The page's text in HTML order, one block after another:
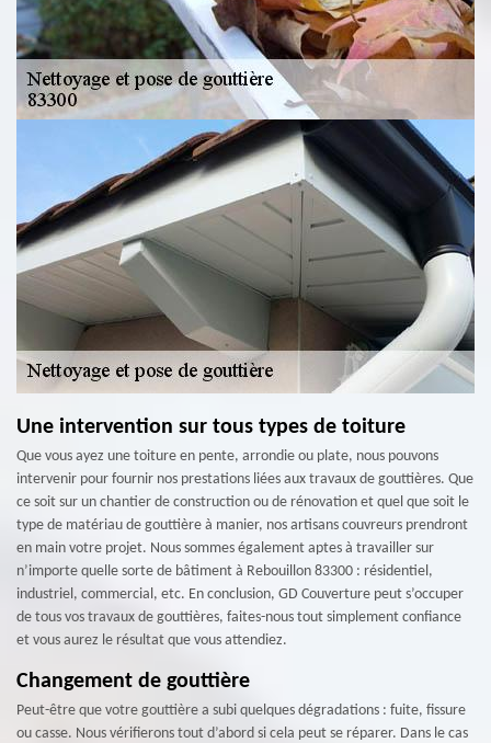
Une intervention sur tous types de toiture
Que vous ayez une toiture en pente, arrondie ou plate, nous pouvons
intervenir pour fournir nos prestations liées aux travaux de gouttières. Que
ce soit sur un chantier de construction ou de rénovation et quel que soit le
type de matériau de gouttière à manier, nos artisans couvreurs prendront
en main votre projet. Nous sommes également aptes à travailler sur
n’importe quelle sorte de bâtiment à Rebouillon 83300 : résidentiel,
industriel, commercial, etc. En conclusion, GD Couverture peut s’occuper
de tous vos travaux de gouttières, faites-nous tout simplement confiance
et vous aurez le résultat que vous attendiez.
Changement de gouttière
Peut-être que votre gouttière a subi quelques dégradations : fuite, fissure
ou casse. Nous vérifierons tout d’abord si cela peut se réparer. Dans le cas